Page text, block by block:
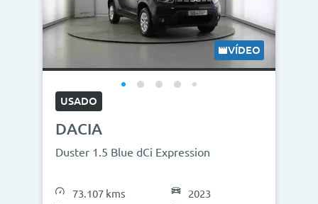
0g/km 300g/km
Campanha
VÍDEO
USADO
DACIA
Duster 1.5 Blue dCi Expression
73.107 kms
2023